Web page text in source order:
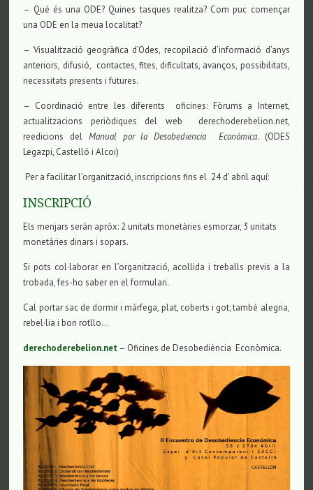
– Què és una ODE? Quines tasques realitza? Com puc començar
una ODE en la meua localitat?
– Visualització geogràfica d’Odes, recopilació d’informació d’anys
anteriors, difusió, contactes, fites, dificultats, avanços, possibilitats,
necessitats presents i futures.
– Coordinació entre les diferents oficines: Fòrums a Internet,
actualitzacions periòdiques del web derechoderebelion.net,
reedicions del Manual por la Desobediencia Económica. (ODES
Legazpi, Castelló i Alcoi)
Per a facilitar l’organització, inscripcions fins el 24 d’ abril aquí:
INSCRIPCIÓ
Els menjars serán apróx: 2 unitats monetàries esmorzar, 3 unitats
monetàries dinars i sopars.
Si pots col·laborar en l’organització, acollida i treballs previs a la
trobada, fes-ho saber en el formulari.
Cal portar sac de dormir i màrfega, plat, coberts i got; també alegria,
rebel·lia i bon rotllo…
derechoderebelion.net – Oficines de Desobediència Econòmica.